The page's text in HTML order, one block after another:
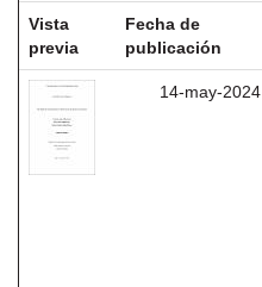
Vista
previa
Fecha de
publicación
14-may-2024